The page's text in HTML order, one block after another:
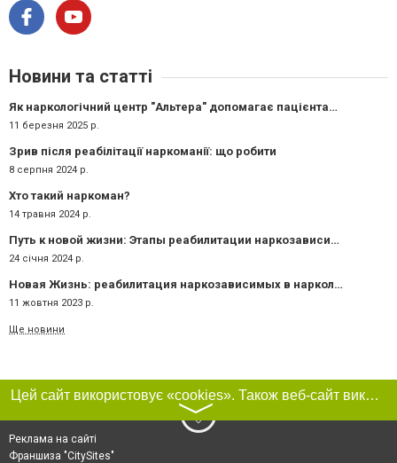
Новини та статті
Як наркологічний центр "Альтера" допомагає пацієнтам на всіх етапах лікування?
11 березня 2025 р.
Зрив після реабілітації наркоманії: що робити
8 серпня 2024 р.
Хто такий наркоман?
14 травня 2024 р.
Путь к новой жизни: Этапы реабилитации наркозависимых в центре Альтера
24 січня 2024 р.
Новая Жизнь: реабилитация наркозависимых в наркологическом центре "Altera"
11 жовтня 2023 р.
Ще новини
Цей сайт використовує «cookies». Також веб-сайт використовує інтернет-сервіс для збору технічних даних стосовно відвідувачів з метою отримання маркетингової та статистичної інформації. Умови обробки даних відвідувачів сайту див.
〉
Реклама на сайті
Франшиза "CitySites"